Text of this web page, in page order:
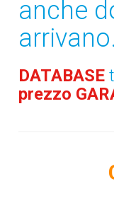
anche
arrivano.
DATABASE
prezzo